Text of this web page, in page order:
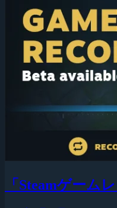
「Steamゲーム